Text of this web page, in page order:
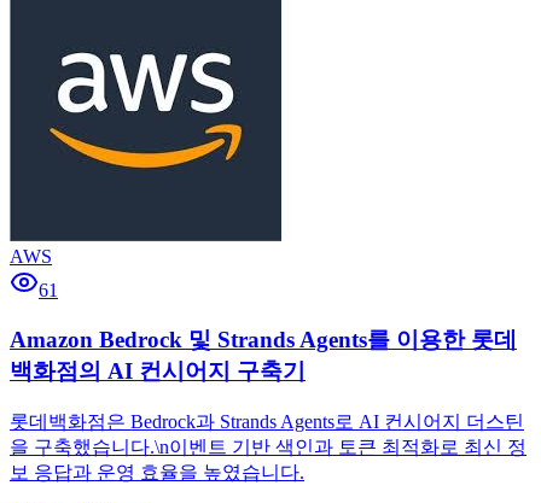
AWS
61
Amazon Bedrock 및 Strands Agents를 이용한 롯데
백화점의 AI 컨시어지 구축기
롯데백화점은 Bedrock과 Strands Agents로 AI 컨시어지 더스틴
을 구축했습니다.\n이벤트 기반 색인과 토큰 최적화로 최신 정
보 응답과 운영 효율을 높였습니다.